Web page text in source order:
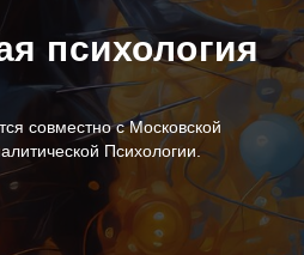
психология
совместно с Московской
Психологии.